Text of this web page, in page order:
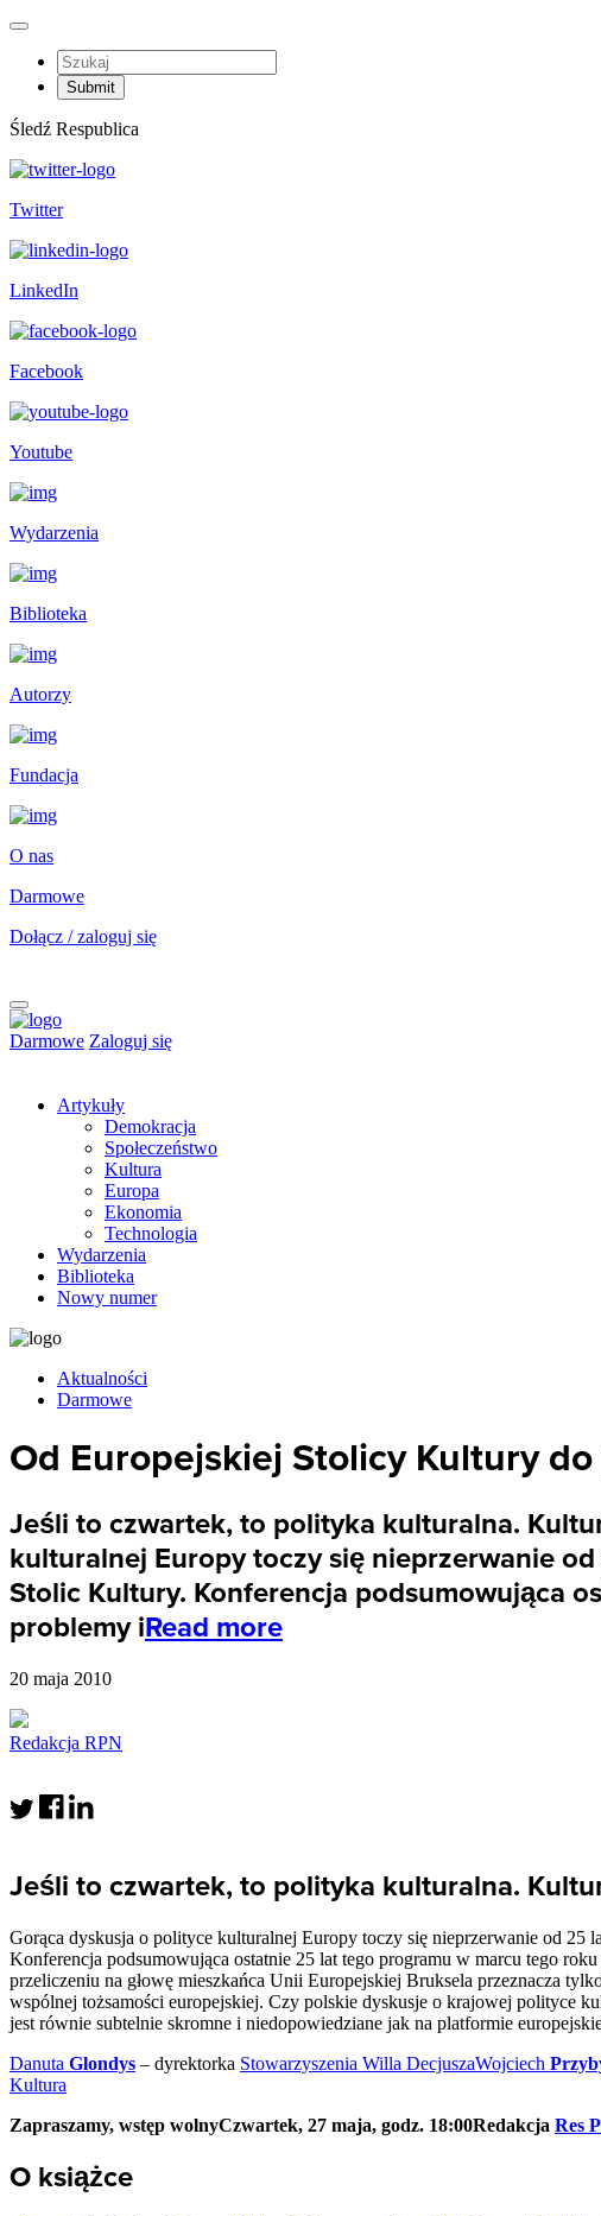
Śledź Respublica
Twitter
LinkedIn
Facebook
Youtube
Wydarzenia
Biblioteka
Autorzy
Fundacja
O nas
Darmowe
Dołącz / zaloguj się
Darmowe Zaloguj się
Artykuły
Demokracja
Społeczeństwo
Kultura
Europa
Ekonomia
Technologia
Wydarzenia
Biblioteka
Nowy numer
Aktualności
Darmowe
Od Europejskiej Stolicy Kultury
Jeśli to czwartek, to polityka kulturalna.
kulturalnej Europy toczy się nieprzerwanie
Stolic Kultury. Konferencja podsumowująca
problemy iRead more
20 maja 2010
Redakcja RPN
Jeśli to czwartek, to polityka kulturalna.
Gorąca dyskusja o polityce kulturalnej Europy toczy się nieprzerwanie od
Konferencja podsumowująca ostatnie 25 lat tego programu w marcu tego
przeliczeniu na głowę mieszkańca Unii Europejskiej Bruksela przeznacza
wspólnej tożsamości europejskiej. Czy polskie dyskusje o krajowej polityce
jest równie subtelnie skromne i niedopowiedziane jak na platformie
Danuta Glondys – dyrektorka Stowarzyszenia Willa DecjuszaWojciech
Kultura
Zapraszamy, wstęp wolnyCzwartek, 27 maja, godz. 18:00Redakcja Res
O książce